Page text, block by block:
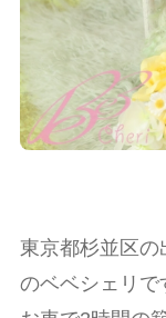
東京都杉並区の
のベベシェリで